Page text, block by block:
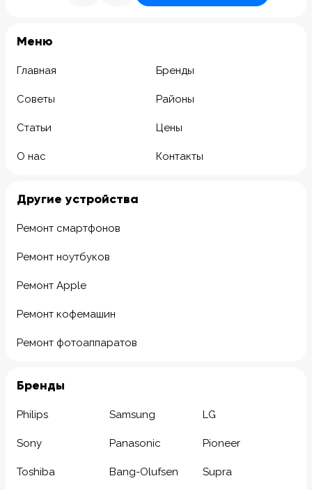
Meню
Главная Бренды
Советы Районы
Статьи Цены
О нас Контакты
Другие устройства
Ремонт смартфонов
Ремонт ноутбуков
Ремонт Apple
Ремонт кофемашин
Ремонт фотоаппаратов
Бренды
Philips Samsung LG
Sony Panasonic Pioneer
Toshiba Bang-Olufsen Supra